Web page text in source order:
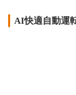
AI快適自動運